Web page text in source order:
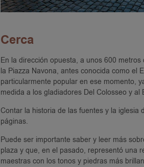
Cerca
En la dirección opuesta, a unos 600
la Piazza Navona, antes conocida como el
particularmente popular en ese momento,
medida a los gladiadores Del Colosseo y al
Contar la historia de las fuentes y la
páginas.
Puede ser importante saber y leer más
plaza y que, en el pasado, representó una
maestras con los tonos y piedras más